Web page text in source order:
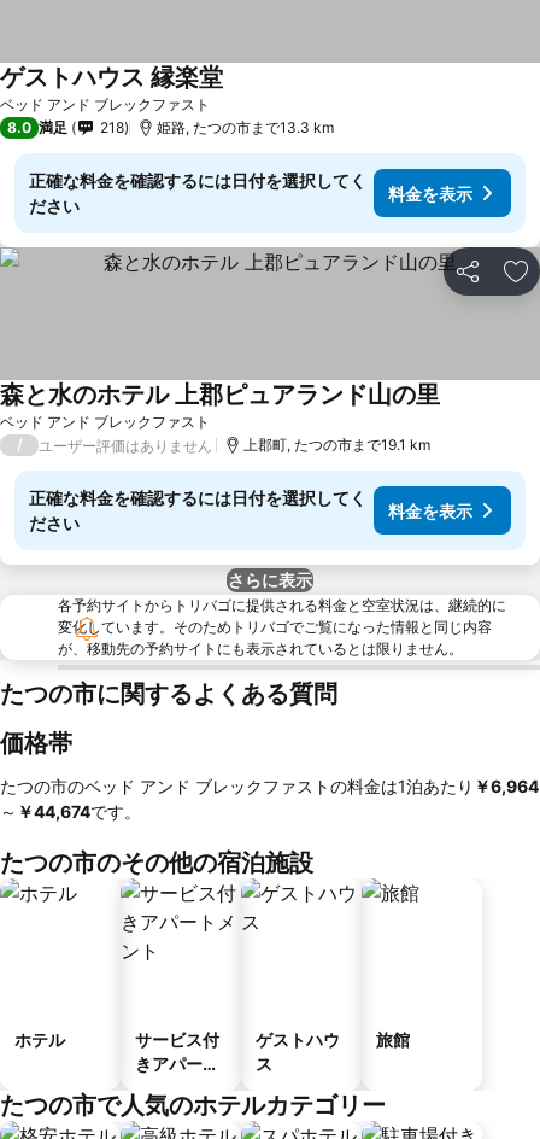
ベッド アンド ブレックファスト
ゲストハウス 縁楽堂料金を表示
8.0 満足 218 姫路, たつの市まで13.3 km
正確な料金を確認するには日付を選択してく
ださい
料金を表示
シェア お
ベッド アンド ブレックファスト
森と水のホテル 上郡ピュアランド山の里料金を表示
/ ユーザー評価はありません 上郡町, たつの市まで19.1 km
正確な料金を確認するには日付を選択してく
ださい
料金を表示
さらに表示
各予約サイトからトリバゴに提供される料金と空室状況は、継続的に
変化しています。そのためトリバゴでご覧になった情報と同じ内容
が、移動先の予約サイトにも表示されているとは限りません。
たつの市に関するよくある質問
価格帯
たつの市のベッド アンド ブレックファストの料金は1泊あたり ‎￥6,964
～ ‎￥44,674です。
たつの市のその他の宿泊施設
ホテル
サービス付
きアパート
ゲストハウ
ス
旅館
たつの市で人気のホテルカテゴリー